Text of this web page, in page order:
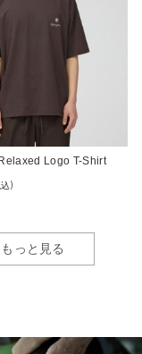
Logo T-Shirt
)
もっと見る